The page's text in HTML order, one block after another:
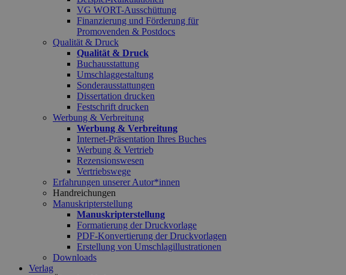
VG WORT-Ausschüttung
Finanzierung und Förderung für
Promovenden & Postdocs
Qualität & Druck
Qualität & Druck
Buchausstattung
Umschlaggestaltung
Sonderausstattungen
Dissertation drucken
Festschrift drucken
Werbung & Verbreitung
Werbung & Verbreitung
Internet-Präsentation Ihres Buches
Werbung & Vertrieb
Rezensionswesen
Vertriebswege
Erfahrungen unserer Autor*innen
Handreichungen
Manuskripterstellung
Manuskripterstellung
Formatierung der Druckvorlage
PDF-Konvertierung der Druckvorlagen
Erstellung von Umschlagillustrationen
Downloads
Verlag